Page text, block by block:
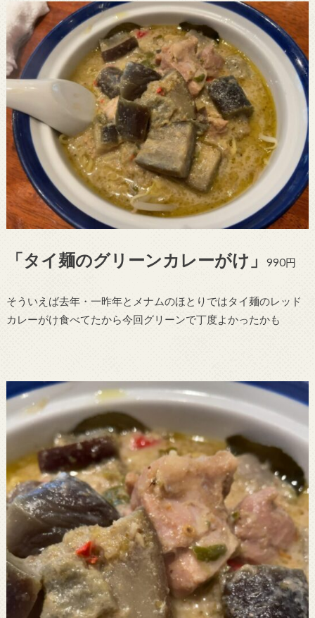
「タイ麺のグリーンカレーがけ」 990円
そういえば去年・一昨年とメナムのほとりではタイ麺のレッド
カレーがけ食べてたから今回グリーンで丁度よかったかも